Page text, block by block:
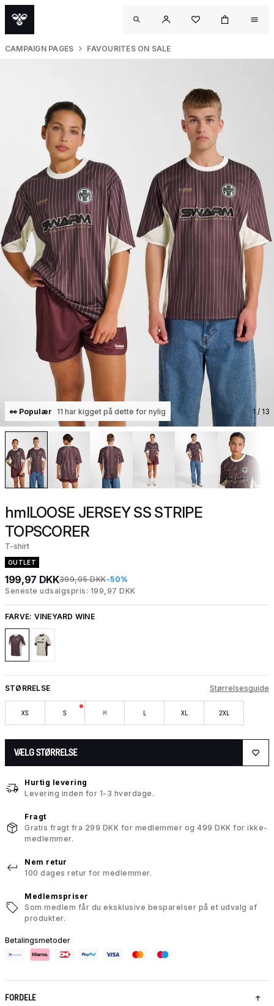
CAMPAIGN PAGES FAVOURITES ON SALE
👀 Populær 11 har kigget på dette for nylig 1/ 13
hmlLOOSE JERSEY SS STRIPE
TOPSCORER
T-shirt
OUTLET
199,97 DKK399,95 DKK-50%
Seneste udsalgspris: 199,97 DKK
FARVE: VINEYARD WINE
STØRRELSE Størrelsesguide
XS S M L XL 2XL
VÆLG STØRRELSE
Hurtig levering
Levering inden for 1-3 hverdage.
Fragt
Gratis fragt fra 299 DKK for medlemmer og 499 DKK for ikke-
medlemmer.
Nem retur
100 dages retur for medlemmer.
Medlemspriser
Som medlem får du eksklusive besparelser på et udvalg af
produkter.
Betalingsmetoder
FORDELE